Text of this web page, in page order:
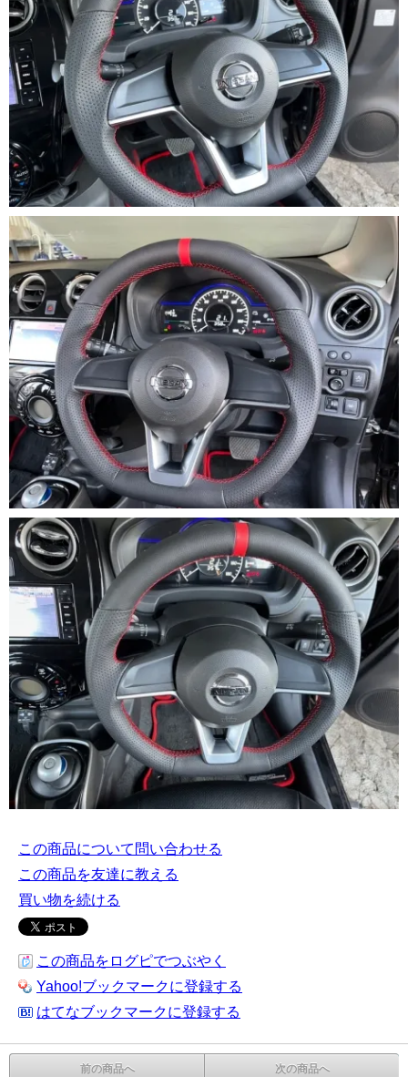
この商品について問い合わせる
この商品を友達に教える
買い物を続ける
この商品をログピでつぶやく
Yahoo!ブックマークに登録する
はてなブックマークに登録する
前の商品へ 次の商品へ